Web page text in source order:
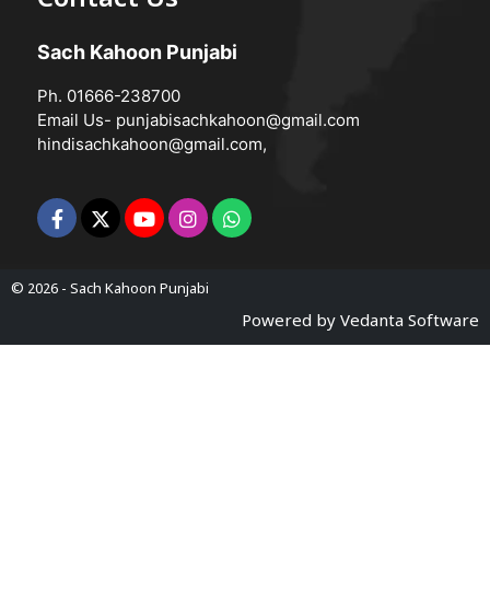
Sach Kahoon Punjabi
Ph. 01666-238700
Email Us- punjabisachkahoon@gmail.com
hindisachkahoon@gmail.com,
© 2026 - Sach Kahoon Punjabi
Powered by Vedanta Software